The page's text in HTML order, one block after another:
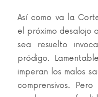
Así como va la
el próximo desalojo
sea resuelto
pródigo.
imperan los malos
comprensivos.